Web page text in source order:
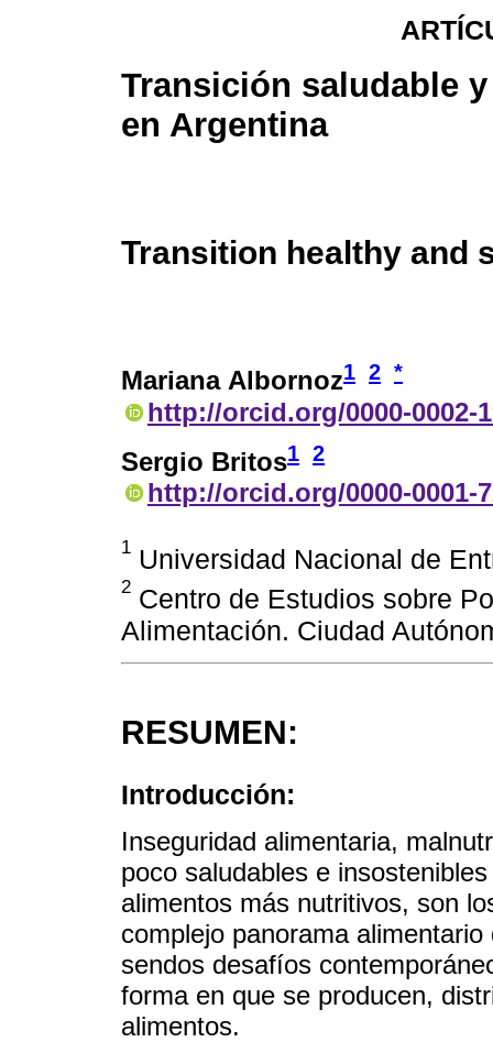
Transición saludable
en Argentina
Transition healthy and
Mariana Albornoz1 2 *
http://orcid.org/0000-0002-
Sergio Britos1 2
http://orcid.org/0000-0001-
1 Universidad Nacional de
2 Centro de Estudios sobre
Alimentación. Ciudad
RESUMEN:
Introducción:
Inseguridad alimentaria,
poco saludables e
alimentos más nutritivos, son
complejo panorama
sendos desafíos
forma en que se producen,
alimentos.